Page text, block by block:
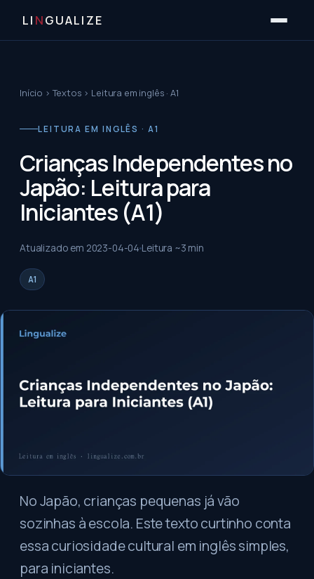
LI NGUALIZE
Início ›Textos › Leitura em inglês · A1
LEITURA EM INGLÊS · A1
Crianças Independentes no
Japão: Leitura para
Iniciantes (A1)
Atualizado em 2023-04-04 Leitura ~3 min
A1
No Japão, crianças pequenas já vão
sozinhas à escola. Este texto curtinho conta
essa curiosidade cultural em inglês simples,
para iniciantes.